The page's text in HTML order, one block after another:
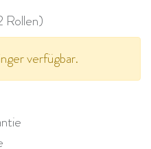
Rollen)
verfügbar.